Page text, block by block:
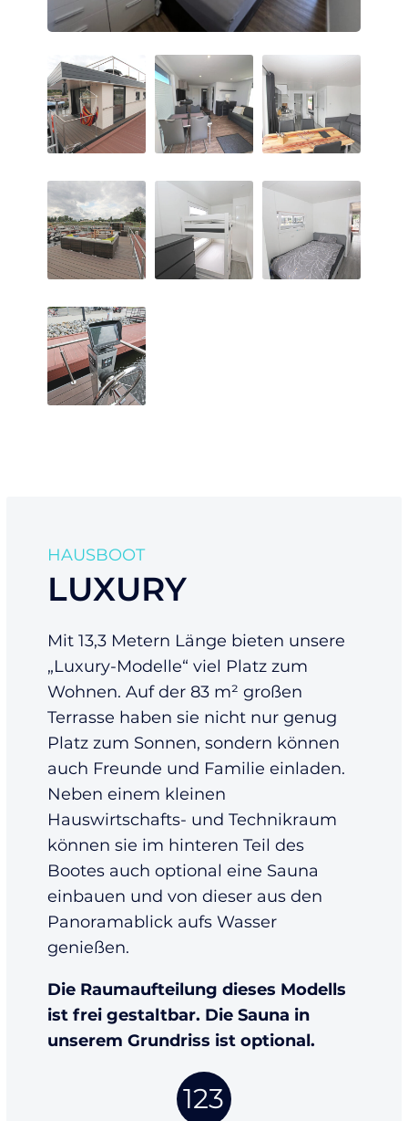
HAUSBOOT
LUXURY
Mit 13,3 Metern Länge bieten unsere
„Luxury-Modelle“ viel Platz zum
Wohnen. Auf der 83 m² großen
Terrasse haben sie nicht nur genug
Platz zum Sonnen, sondern können
auch Freunde und Familie einladen.
Neben einem kleinen
Hauswirtschafts- und Technikraum
können sie im hinteren Teil des
Bootes auch optional eine Sauna
einbauen und von dieser aus den
Panoramablick aufs Wasser
genießen.
Die Raumaufteilung dieses Modells
ist frei gestaltbar. Die Sauna in
unserem Grundriss ist optional.
123